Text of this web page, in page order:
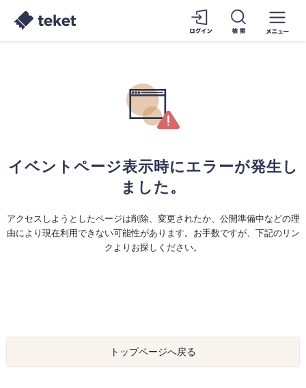
イベントページ表示時にエラーが発生し
ました。
アクセスしようとしたページは削除、変更されたか、公開準備中などの理
由により現在利用できない可能性があります。お手数ですが、下記のリン
クよりお探しください。
トップページへ戻る